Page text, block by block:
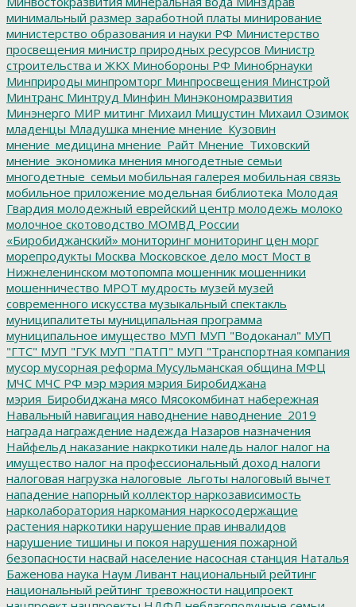
минимальный размер заработной платы минирование
министерство образования и науки РФ Министерство
просвещения министр природных ресурсов Министр
строительства и ЖКХ Минобороны РФ Минобрнауки
Минприроды минпромторг Минпросвещения Минстрой
Минтранс Минтруд Минфин Минэкономразвития
Минэнерго МИР митинг Михаил Мишустин Михаил Озимок
младенцы Младушка мнение мнение_Кузовин
мнение_медицина мнение_Райт Мнение_Тиховский
мнение_экономика мнения многодетные семьи
многодетные_семьи мобильная галерея мобильная связь
мобильное приложение модельная библиотека Молодая
Гвардия молодежный еврейский центр молодежь молоко
молочное скотоводство МОМВД России
«Биробиджанский» мониторинг мониторинг цен морг
морепродукты Москва Московское дело мост Мост в
Нижнеленинском мотопомпа мошенник мошенники
мошенничество МРОТ мудрость музей музей
современного искусства музыкальный спектакль
муниципалитеты муниципальная программа
муниципальное имущество МУП МУП "Водоканал" МУП
"ГТС" МУП "ГУК МУП "ПАТП" МУП "Транспортная компания
мусор мусорная реформа Мусульманская община МФЦ
МЧС МЧС РФ мэр мэрия мэрия Биробиджана
мэрия_Биробиджана мясо Мясокомбинат набережная
Навальный навигация наводнение наводнение_2019
награда награждение надежда Назаров назначения
Найфельд наказание накркотики наледь налог налог на
имущество налог на профессиональный доход налоги
налоговая нагрузка налоговые_льготы налоговый вычет
нападение напорный коллектор наркозависимость
нарколаборатория наркомания наркосодержащие
растения наркотики нарушение прав инвалидов
нарушение тишины и покоя нарушения пожарной
безопасности насвай население насосная станция Наталья
Баженова наука Наум Ливант национальный рейтинг
национальный рейтинг тревожности наципроект